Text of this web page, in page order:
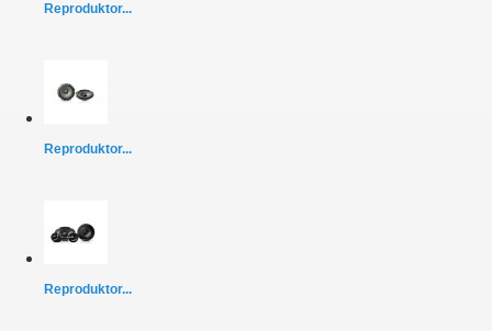
Reproduktor...
Reproduktor...
Reproduktor...